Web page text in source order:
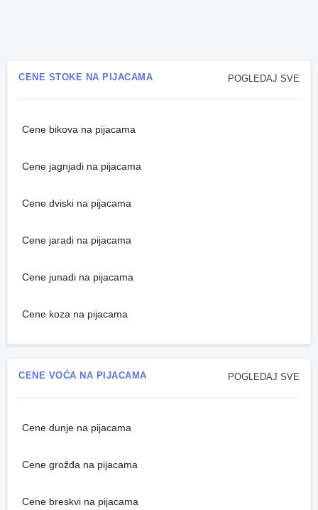
POGLEDAJ SVE
CENE STOKE NA PIJACAMA
Cene bikova na pijacama
Cene jagnjadi na pijacama
Cene dviski na pijacama
Cene jaradi na pijacama
Cene junadi na pijacama
Cene koza na pijacama
POGLEDAJ SVE
CENE VOĆA NA PIJACAMA
Cene dunje na pijacama
Cene grožđa na pijacama
Cene breskvi na pijacama